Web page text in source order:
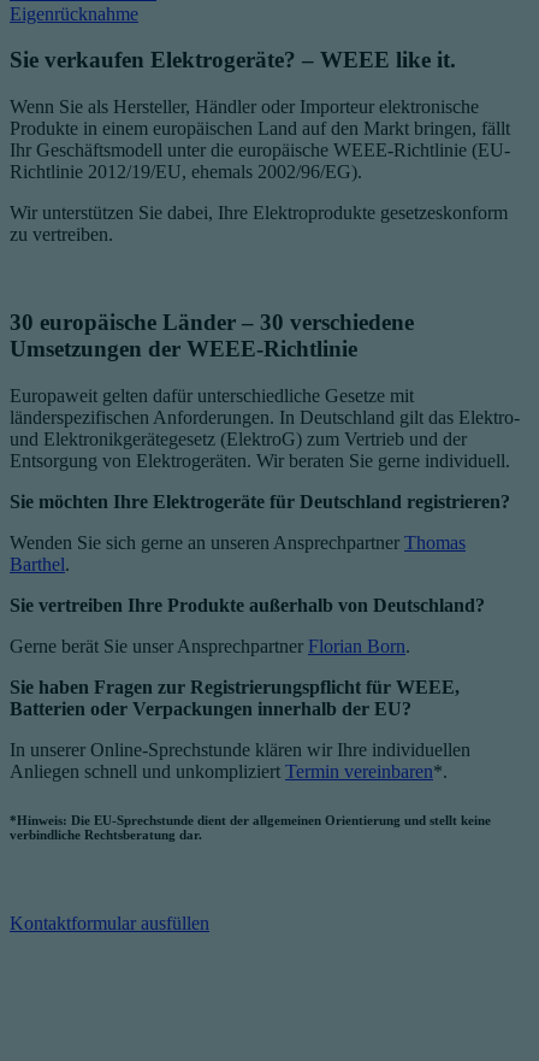
Eigenrücknahme
Sie verkaufen Elektrogeräte? – WEEE like it.
Wenn Sie als Hersteller, Händler oder Importeur elektronische
Produkte in einem europäischen Land auf den Markt bringen, fällt
Ihr Geschäftsmodell unter die europäische WEEE-Richtlinie (EU-
Richtlinie 2012/19/EU, ehemals 2002/96/EG).
Wir unterstützen Sie dabei, Ihre Elektroprodukte gesetzeskonform
zu vertreiben.
30 europäische Länder – 30 verschiedene
Umsetzungen der WEEE-Richtlinie
Europaweit gelten dafür unterschiedliche Gesetze mit
länderspezifischen Anforderungen. In Deutschland gilt das Elektro-
und Elektronikgerätegesetz (ElektroG) zum Vertrieb und der
Entsorgung von Elektrogeräten. Wir beraten Sie gerne individuell.
Sie möchten Ihre Elektrogeräte für Deutschland registrieren?
Wenden Sie sich gerne an unseren Ansprechpartner Thomas
Barthel.
Sie vertreiben Ihre Produkte außerhalb von Deutschland?
Gerne berät Sie unser Ansprechpartner Florian Born.
Sie haben Fragen zur Registrierungspflicht für WEEE,
Batterien oder Verpackungen innerhalb der EU?
In unserer Online-Sprechstunde klären wir Ihre individuellen
Anliegen schnell und unkompliziert Termin vereinbaren*.
*Hinweis: Die EU-Sprechstunde dient der allgemeinen Orientierung und stellt keine
verbindliche Rechtsberatung dar.
Kontaktformular ausfüllen